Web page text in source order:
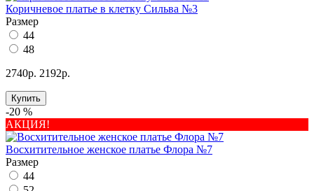
Коричневое платье в клетку Сильва №3
Размер
44
48
2740р. 2192р.
Купить
-20 %
АКЦИЯ!
Восхитительное женское платье Флора №7
Размер
44